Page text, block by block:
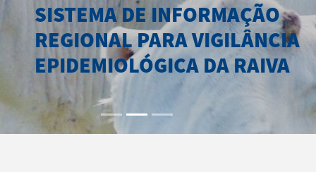
SISTEMA DE INFORMAÇÃO
REGIONAL PARA VIGILÂNCIA
EPIDEMIOLÓGICA DA RAIVA